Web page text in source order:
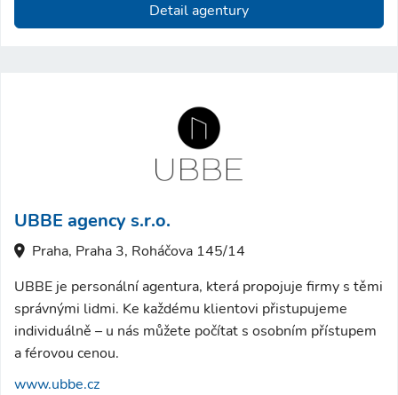
Detail agentury
UBBE agency s.r.o.
Praha, Praha 3, Roháčova 145/14
UBBE je personální agentura, která propojuje firmy s těmi
správnými lidmi. Ke každému klientovi přistupujeme
individuálně – u nás můžete počítat s osobním přístupem
a férovou cenou.
www.ubbe.cz